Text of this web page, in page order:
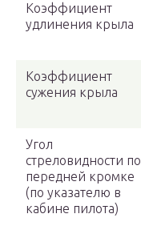
Коэффициент
удлинения крыла
Коэффициент
сужения крыла
Угол
стреловидности по
передней кромке
(по указателю в
кабине пилота)